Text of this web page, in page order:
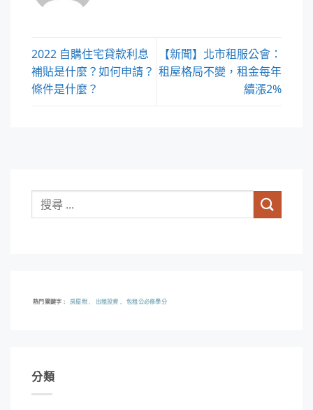
2022 自購住宅貸款利息
補貼是什麼？如何申請？
條件是什麼？
【新聞】北市租服公會：
租屋格局不變，租金每年
續漲2%
熱門關鍵字 房屋稅 出租投資 包租公必修學分
分類